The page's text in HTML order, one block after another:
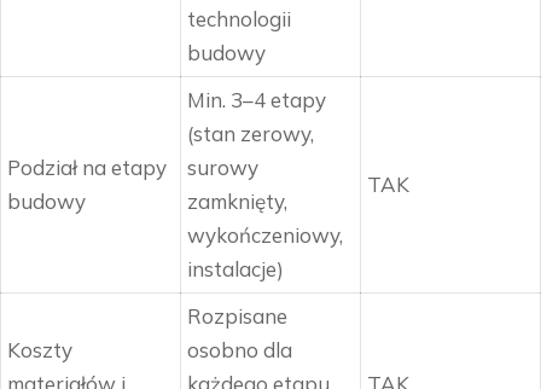
technologii
budowy
Podział na etapy
budowy
Min. 3–4 etapy
(stan zerowy,
surowy
zamknięty,
wykończeniowy,
instalacje)
TAK
Koszty
Rozpisane
osobno dla